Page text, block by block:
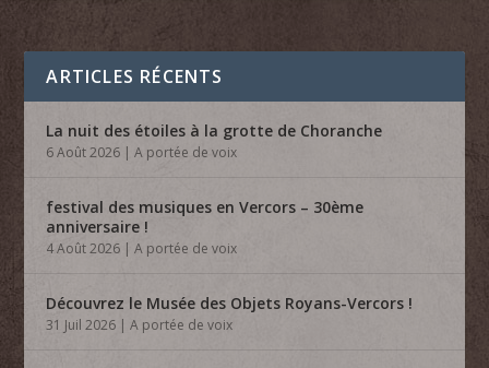
ARTICLES RÉCENTS
La nuit des étoiles à la grotte de Choranche
6 Août 2026 |A portée de voix
festival des musiques en Vercors – 30ème
anniversaire !
4 Août 2026 |A portée de voix
Découvrez le Musée des Objets Royans-Vercors !
31 Juil 2026 |A portée de voix